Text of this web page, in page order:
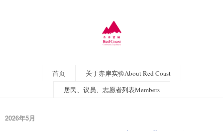
首页
关于赤岸实验About Red Coast
居民、议员、志愿者列表Members
2026年5月